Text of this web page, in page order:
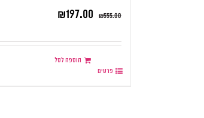
₪555.00
₪197.00
הוספה לסל
פרטים